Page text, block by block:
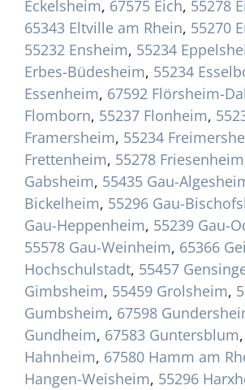
Eckelsheim, 67575 Eich, 55278
65343 Eltville am Rhein, 55270
55232 Ensheim, 55234
Erbes-Büdesheim, 55234
Essenheim, 67592 Flörsheim-
Flomborn, 55237 Flonheim,
Framersheim, 55234
Frettenheim, 55278 Friesenheim
Gabsheim, 55435 Gau-
Bickelheim, 55296 Gau-
Gau-Heppenheim, 55239 Gau-
55578 Gau-Weinheim, 65366
Hochschulstadt, 55457
Gimbsheim, 55459 Grolsheim,
Gumbsheim, 67598
Gundheim, 67583 Guntersblum,
Hahnheim, 67580 Hamm am
Hangen-Weisheim, 55296